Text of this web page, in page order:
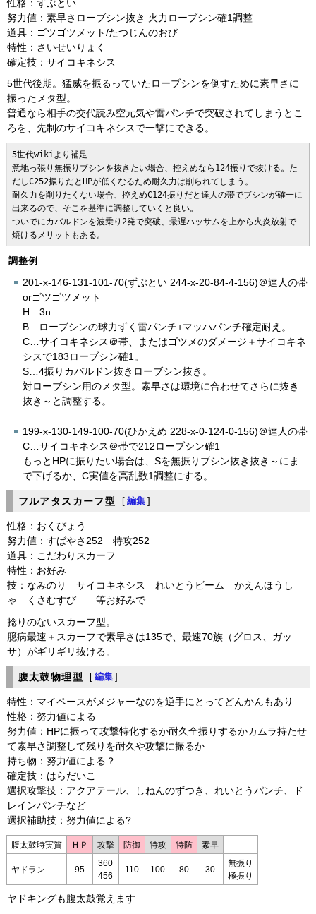
性格：ずぶとい
努力値：素早さローブシン抜き 火力ローブシン確1調整
道具：ゴツゴツメット/たつじんのおび
特性：さいせいりょく
確定技：サイコキネシス
5世代後期。猛威を振るっていたローブシンを倒すために素早さに
振ったメタ型。
普通なら相手の交代読み空元気や雷パンチで突破されてしまうとこ
ろを、先制のサイコキネシスで一撃にできる。
5世代wikiより補足
意地っ張り無振りブシンを抜きたい場合、控えめなら124振りで抜ける。た
だしC252振りだとHPが低くなるため耐久力は削られてしまう。
耐久力を削りたくない場合、控えめC124振りだと達人の帯でブシンが確一に
出来るので、そこを基準に調整していくと良い。
ついでにカバルドンを波乗り2発で突破、最遅ハッサムを上から火炎放射で
焼けるメリットもある。
調整例
201-x-146-131-101-70(ずぶとい 244-x-20-84-4-156)＠達人の帯
orゴツゴツメット
H…3n
B…ローブシンの球力ずく雷パンチ+マッハパンチ確定耐え。
C…サイコキネシス＠帯、またはゴツメのダメージ＋サイコキネ
シスで183ローブシン確1。
S…4振りカバルドン抜きローブシン抜き。
対ローブシン用のメタ型。素早さは環境に合わせてさらに抜き
抜き～と調整する。
199-x-130-149-100-70(ひかえめ 228-x-0-124-0-156)＠達人の帯
C…サイコキネシス＠帯で212ローブシン確1
もっとHPに振りたい場合は、Sを無振りブシン抜き抜き～にま
で下げるか、C実値を高乱数1調整にする。
フルアタスカーフ型 [ 編集 ]
性格：おくびょう
努力値：すばやさ252 特攻252
道具：こだわりスカーフ
特性：お好み
技：なみのり サイコキネシス れいとうビーム かえんほうし
ゃ くさむすび …等お好みで
捻りのないスカーフ型。
臆病最速＋スカーフで素早さは135で、最速70族（グロス、ガッ
サ）がギリギリ抜ける。
腹太鼓物理型 [ 編集 ]
特性：マイペースがメジャーなのを逆手にとってどんかんもあり
性格：努力値による
努力値：HPに振って攻撃特化するか耐久全振りするかカムラ持たせ
て素早さ調整して残りを耐久や攻撃に振るか
持ち物：努力値による？
確定技：はらだいこ
選択攻撃技：アクアテール、しねんのずつき、れいとうパンチ、ド
レインパンチなど
選択補助技：努力値による?
腹太鼓時実質 ＨＰ 攻撃 防御 特攻 特防 素早
ヤドラン 95
360
456
110 100 80 30
無振り
極振り
ヤドキングも腹太鼓覚えます